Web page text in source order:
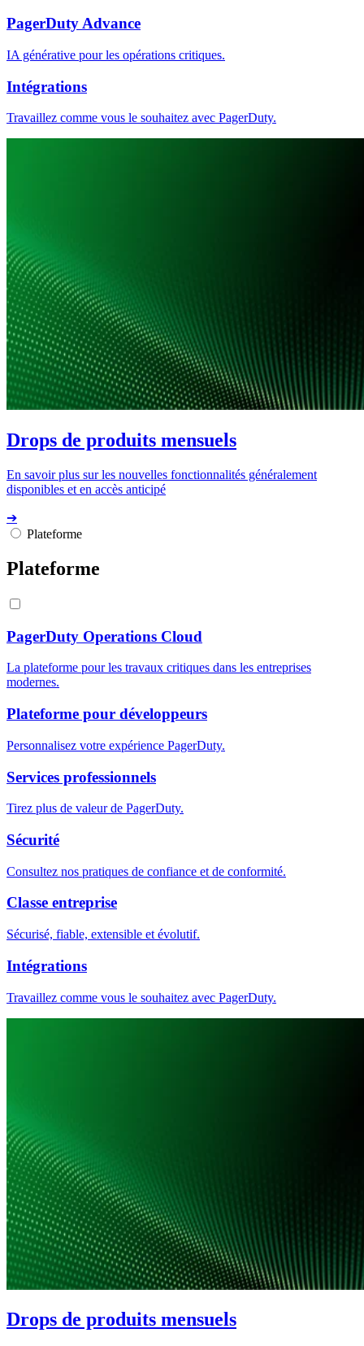
PagerDuty Advance
IA générative pour les opérations critiques.
Intégrations
Travaillez comme vous le souhaitez avec PagerDuty.
Drops de produits mensuels
En savoir plus sur les nouvelles fonctionnalités généralement
disponibles et en accès anticipé
➔
Plateforme
Plateforme
PagerDuty Operations Cloud
La plateforme pour les travaux critiques dans les entreprises
modernes.
Plateforme pour développeurs
Personnalisez votre expérience PagerDuty.
Services professionnels
Tirez plus de valeur de PagerDuty.
Sécurité
Consultez nos pratiques de confiance et de conformité.
Classe entreprise
Sécurisé, fiable, extensible et évolutif.
Intégrations
Travaillez comme vous le souhaitez avec PagerDuty.
Drops de produits mensuels